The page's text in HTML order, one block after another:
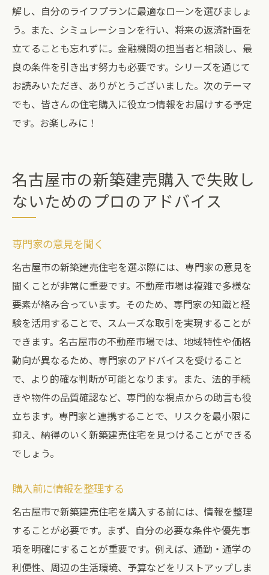
解し、自分のライフプランに最適なローンを選びましょ
う。また、シミュレーションを行い、将来の返済計画を
立てることも忘れずに。金融機関の担当者と相談し、最
良の条件を引き出す努力も必要です。シリーズを通じて
お読みいただき、ありがとうございました。次のテーマ
でも、皆さんの住宅購入に役立つ情報をお届けする予定
です。お楽しみに！
名古屋市の新築建売購入で失敗し
ないためのプロのアドバイス
専門家の意見を聞く
名古屋市の新築建売住宅を選ぶ際には、専門家の意見を
聞くことが非常に重要です。不動産市場は複雑で多様な
要素が絡み合っています。そのため、専門家の知識と経
験を活用することで、スムーズな取引を実現することが
できます。名古屋市の不動産市場では、地域特性や価格
動向が異なるため、専門家のアドバイスを受けること
で、より的確な判断が可能となります。また、法的手続
きや物件の品質確認など、専門的な視点からの助言も役
立ちます。専門家と連携することで、リスクを最小限に
抑え、納得のいく新築建売住宅を見つけることができる
でしょう。
購入前に情報を整理する
名古屋市で新築建売住宅を購入する前には、情報を整理
することが必要です。まず、自分の必要な条件や優先事
項を明確にすることが重要です。例えば、通勤・通学の
利便性、周辺の生活環境、予算などをリストアップしま